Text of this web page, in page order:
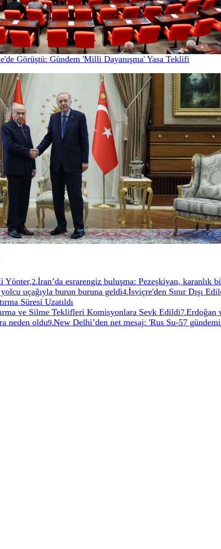
Görüştü: Gündem 'Milli Dayanışma' Yasa Teklifi
Yönter,2.İran’da esrarengiz buluşma: Pezeşkiyan,
uçağıyla burun buruna geldi4.İsviçre'den Sınır Dışı
Süresi Uzatıldı
ve Silme Teklifleri Komisyonlara Sevk Edildi7.Erdoğan
neden oldu9.New Delhi’den net mesaj: 'Rus Su-57